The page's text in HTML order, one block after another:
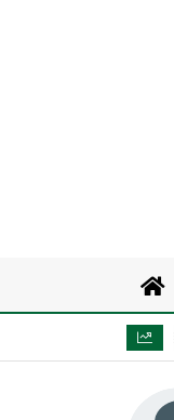
Đề xuất bãi bỏ 40 điều